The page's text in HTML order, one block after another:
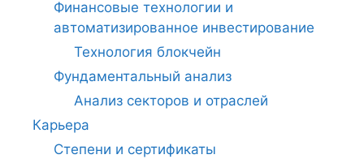
Финансовые технологии и
автоматизированное инвестирование
Технология блокчейн
Фундаментальный анализ
Анализ секторов и отраслей
Карьера
Степени и сертификаты